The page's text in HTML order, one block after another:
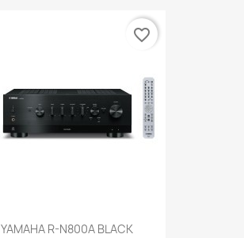
YAMAHA R-N800A BLACK
favorite_border